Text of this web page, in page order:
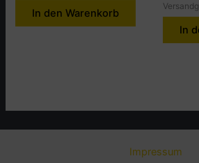
In den Warenkorb
In
Impressum